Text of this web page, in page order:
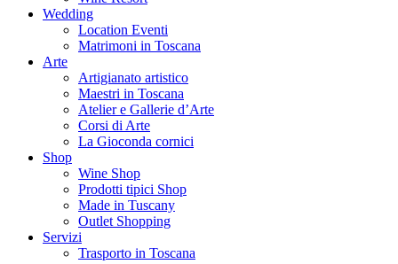
Wedding
Location Eventi
Matrimoni in Toscana
Arte
Artigianato artistico
Maestri in Toscana
Atelier e Gallerie d’Arte
Corsi di Arte
La Gioconda cornici
Shop
Wine Shop
Prodotti tipici Shop
Made in Tuscany
Outlet Shopping
Servizi
Trasporto in Toscana